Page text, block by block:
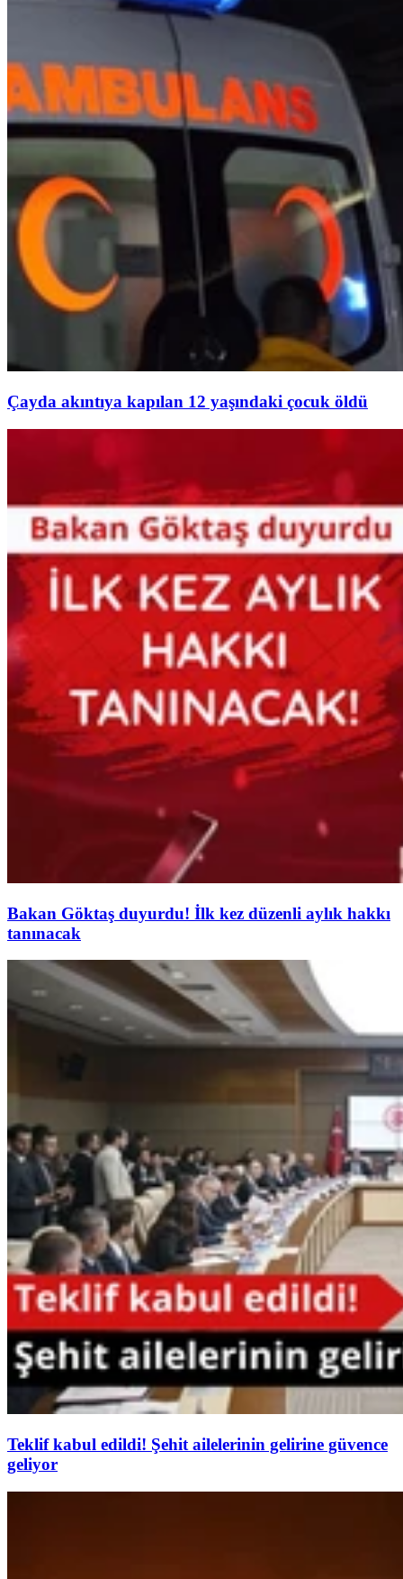
Çayda akıntıya kapılan 12 yaşındaki çocuk öldü
Bakan Göktaş duyurdu! İlk kez düzenli aylık hakkı
tanınacak
Teklif kabul edildi! Şehit ailelerinin gelirine güvence
geliyor